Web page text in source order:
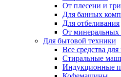
От плесени и
Для банных
Для отбеливания
От минеральных
Для бытовой техники
Все средства
Стиральные
Индукционные